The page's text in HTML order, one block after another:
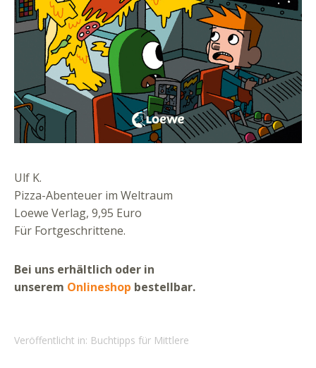
Ulf K.
Pizza-Abenteuer im Weltraum
Loewe Verlag, 9,95 Euro
Für Fortgeschrittene.
Bei uns erhältlich oder in
unserem Onlineshop bestellbar.
Veröffentlicht in: Buchtipps für Mittlere